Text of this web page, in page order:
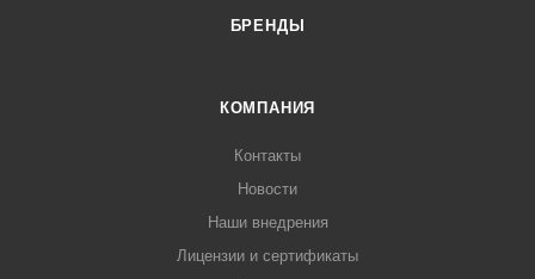
БРЕНДЫ
КОМПАНИЯ
Контакты
Новости
Наши внедрения
Лицензии и сертификаты